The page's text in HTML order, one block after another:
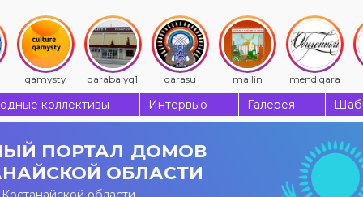
qamysty qarabalyq1 qarasu mailin mendiqara
коллективы Интервью Галерея
ПОРТАЛ ДОМОВ
ОБЛАСТИ